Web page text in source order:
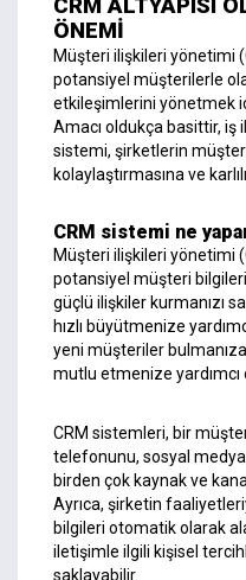
CRM ALTYAPISI
ÖNEMİ
Müşteri ilişkileri yönetimi
potansiyel müşterilerle
etkileşimlerini yönetmek
Amacı oldukça basittir, iş
sistemi, şirketlerin
kolaylaştırmasına ve
CRM sistemi ne
Müşteri ilişkileri yönetimi
potansiyel müşteri
güçlü ilişkiler kurmanızı
hızlı büyütmenize
yeni müşteriler
mutlu etmenize yardımcı
CRM sistemleri, bir
telefonunu, sosyal medya
birden çok kaynak ve
Ayrıca, şirketin
bilgileri otomatik olarak
iletişimle ilgili kişisel
saklayabilir.